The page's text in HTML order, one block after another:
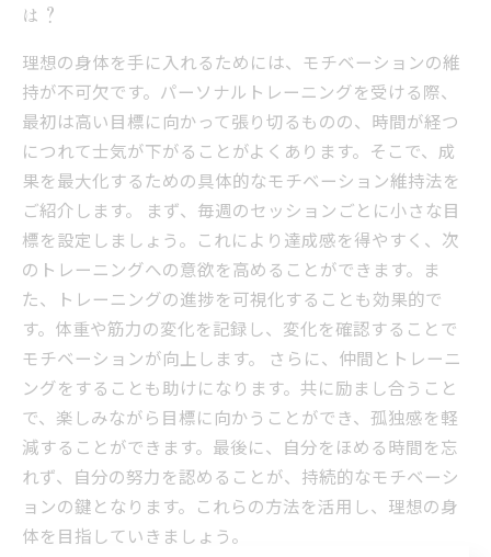
は？
理想の身体を手に入れるためには、モチベーションの維
持が不可欠です。パーソナルトレーニングを受ける際、
最初は高い目標に向かって張り切るものの、時間が経つ
につれて士気が下がることがよくあります。そこで、成
果を最大化するための具体的なモチベーション維持法を
ご紹介します。 まず、毎週のセッションごとに小さな目
標を設定しましょう。これにより達成感を得やすく、次
のトレーニングへの意欲を高めることができます。ま
た、トレーニングの進捗を可視化することも効果的で
す。体重や筋力の変化を記録し、変化を確認することで
モチベーションが向上します。 さらに、仲間とトレーニ
ングをすることも助けになります。共に励まし合うこと
で、楽しみながら目標に向かうことができ、孤独感を軽
減することができます。最後に、自分をほめる時間を忘
れず、自分の努力を認めることが、持続的なモチベーシ
ョンの鍵となります。これらの方法を活用し、理想の身
体を目指していきましょう。